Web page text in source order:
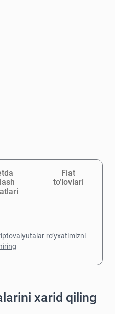
Fiat
to’lovlari
ro’yxatimizni
xarid qiling